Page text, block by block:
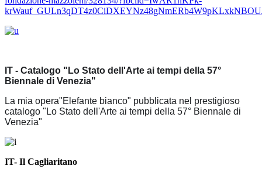
IT - Catalogo "Lo Stato dell'Arte ai tempi della 57°
Biennale di Venezia"
La mia opera"Elefante bianco" pubblicata nel prestigioso
catalogo "Lo Stato dell'Arte ai tempi della 57° Biennale di
Venezia"
IT- Il Cagliaritano